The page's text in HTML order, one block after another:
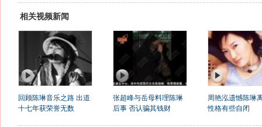
相关视频新闻
回顾陈琳音乐之路 出道
十七年获荣誉无数
张超峰与岳母料理陈琳
后事 否认骗其钱财
周艳泓遗憾陈琳
性格有些自闭